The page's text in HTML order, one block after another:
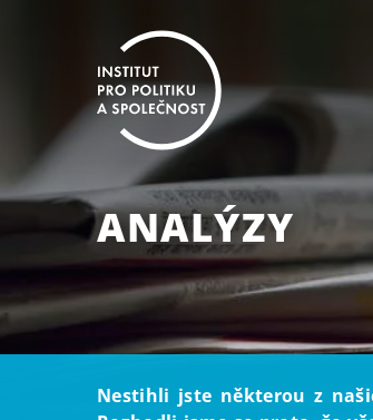
ANALÝZY
Nestihli jste některou z